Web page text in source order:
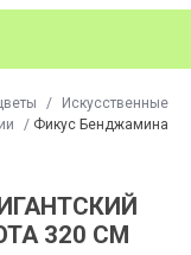
/
Искусственные
/ Фикус Бенджамина
320 СМ